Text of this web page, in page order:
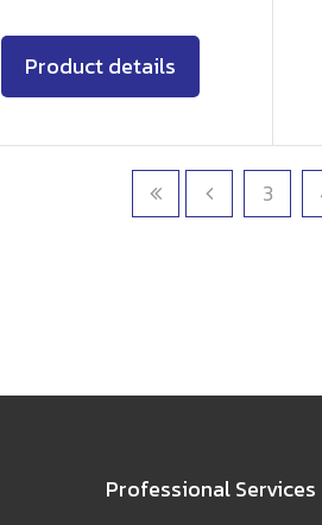
Product details
3
Professional Services